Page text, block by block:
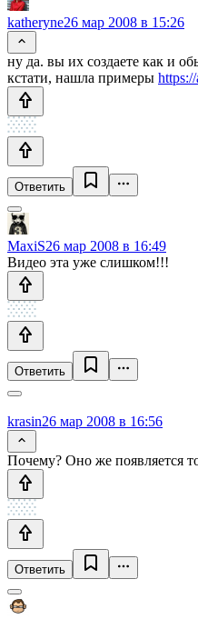
katheryne26 мар 2008 в 15:26
ну да. вы их создаете как и
кстати, нашла примеры
Ответить
MaxiS26 мар 2008 в 16:49
Видео эта уже слишком!!!
Ответить
krasin26 мар 2008 в 16:56
Почему? Оно же появляется
Ответить